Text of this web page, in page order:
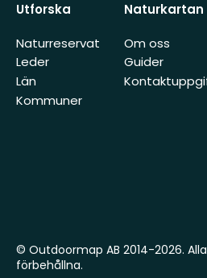
Utforska
Naturreservat
Leder
Län
Kommuner
Naturkartan
Om oss
Guider
© Outdoormap AB 2014-2026.
förbehållna.